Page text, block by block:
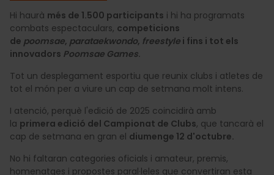
Hi haurà més de 1.500 participants i hi ha programats
combats espectaculars, competicions
de poomsae, parataekwondo, freestyle i fins i tot els
innovadors Poomsae Games.
Tot un desplegament esportiu que reunix clubs i atletes de
tot el món per a viure un cap de setmana molt intens.
I atenció, perquè l'edició de 2025 coincidirà amb
la primera edició del Campionat de Clubs, que tancarà el
cap de setmana en gran el diumenge 12 d'octubre.
No hi faltaran categories oficials i amateur, premis,
homenatges i propostes paral·leles que convertiran esta